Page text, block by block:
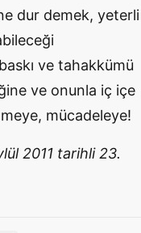
dur demek, yeterli
ve tahakkümü
ve onunla iç içe
mücadeleye!
2011 tarihli 23.